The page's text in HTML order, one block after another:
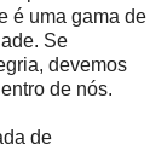
é uma gama de
Se
devemos
de nós.
de